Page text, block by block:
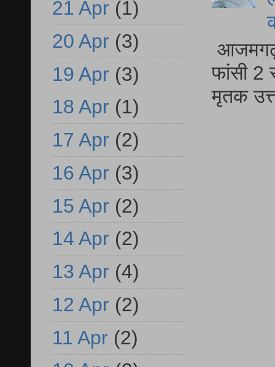
आजमगढ़
फांसी 2
मृतक
21 Apr (1)
20 Apr (3)
19 Apr (3)
18 Apr (1)
17 Apr (2)
16 Apr (3)
15 Apr (2)
14 Apr (2)
13 Apr (4)
12 Apr (2)
11 Apr (2)